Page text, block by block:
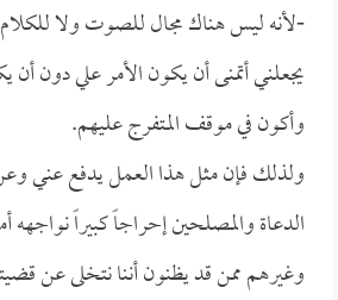
-لأنه ليس هناك مجال للصوت ولا
يجعلني أتمنى أن يكون الأمر علي دون
وأكون في موقف المتفرج عليهم.
ولذلك فإن مثل هذا العمل يدفع عني
الدعاة والمصلحين إحراجاً كبيراً نواجهه
وغيرهم ممن قد يظنون أننا نتخلى عن